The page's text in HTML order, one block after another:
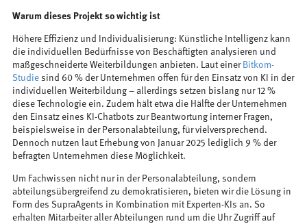
Warum dieses Projekt so wichtig ist
Höhere Effizienz und Individualisierung: Künstliche Intelligenz kann
die individuellen Bedürfnisse von Beschäftigten analysieren und
maßgeschneiderte Weiterbildungen anbieten. Laut einer Bitkom-
Studiesind 60 % der Unternehmen offen für den Einsatz von KI in der
individuellen Weiterbildung – allerdings setzen bislang nur 12 %
diese Technologie ein. Zudem hält etwa die Hälfte der Unternehmen
den Einsatz eines KI-Chatbots zur Beantwortung interner Fragen,
beispielsweise in der Personalabteilung, für vielversprechend.
Dennoch nutzen laut Erhebung von Januar 2025 lediglich 9 % der
befragten Unternehmen diese Möglichkeit.
Um Fachwissen nicht nur in der Personalabteilung, sondern
abteilungsübergreifend zu demokratisieren, bieten wir die Lösung in
Form des SupraAgents in Kombination mit Experten-KIs an. So
erhalten Mitarbeiter aller Abteilungen rund um die Uhr Zugriff auf